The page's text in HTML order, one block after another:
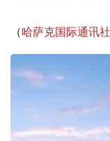
（哈萨克国际通讯